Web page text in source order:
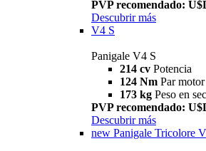
PVP recomendado:
Descubrir más
V4 S
Panigale V4 S
214 cv Potencia
124 Nm Par motor
173 kg Peso en
PVP recomendado:
Descubrir más
new Panigale Tricolore